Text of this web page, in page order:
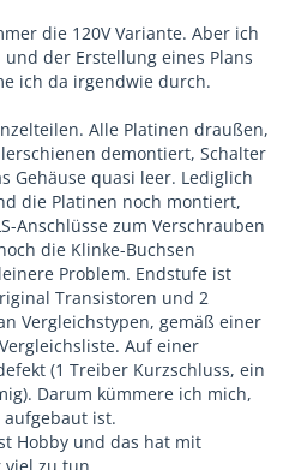
die 120V Variante. Aber ich
der Erstellung eines Plans
ich da irgendwie durch.
Alle Platinen draußen,
demontiert, Schalter
Gehäuse quasi leer. Lediglich
die Platinen noch montiert,
Anschlüsse zum Verschrauben
die Klinke-Buchsen
Problem. Endstufe ist
Transistoren und 2
Vergleichstypen, gemäß einer
Auf einer
(1 Treiber Kurzschluss, ein
Darum kümmere ich mich,
ist.
Hobby und das hat mit